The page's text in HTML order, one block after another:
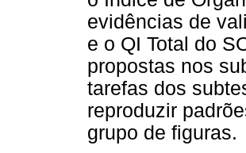
evidências de
e o QI Total do
propostas nos
tarefas dos
reproduzir
grupo de figuras.